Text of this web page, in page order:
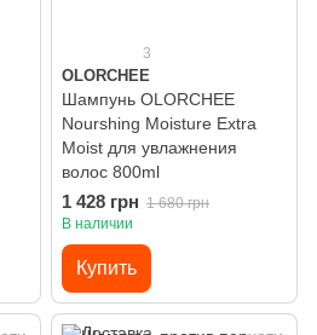
3
OLORCHEE
Шампунь OLORCHEE
Nourshing Moisture Extra
Moist для увлажнения
волос 800ml
1 428 грн 1 680 грн
В наличии
Купить